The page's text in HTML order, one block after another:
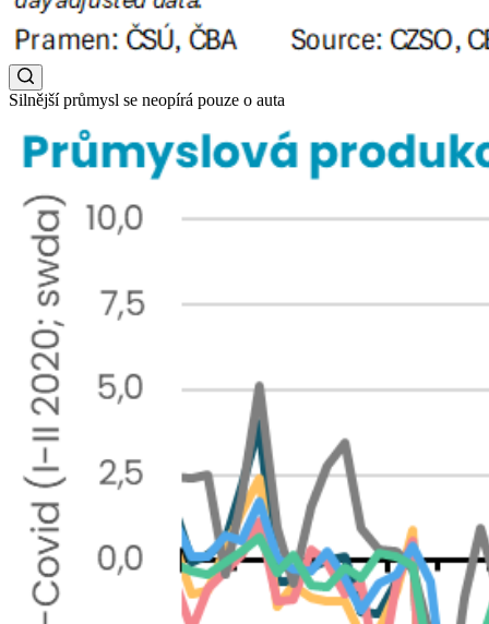
Silnější průmysl se neopírá pouze o auta